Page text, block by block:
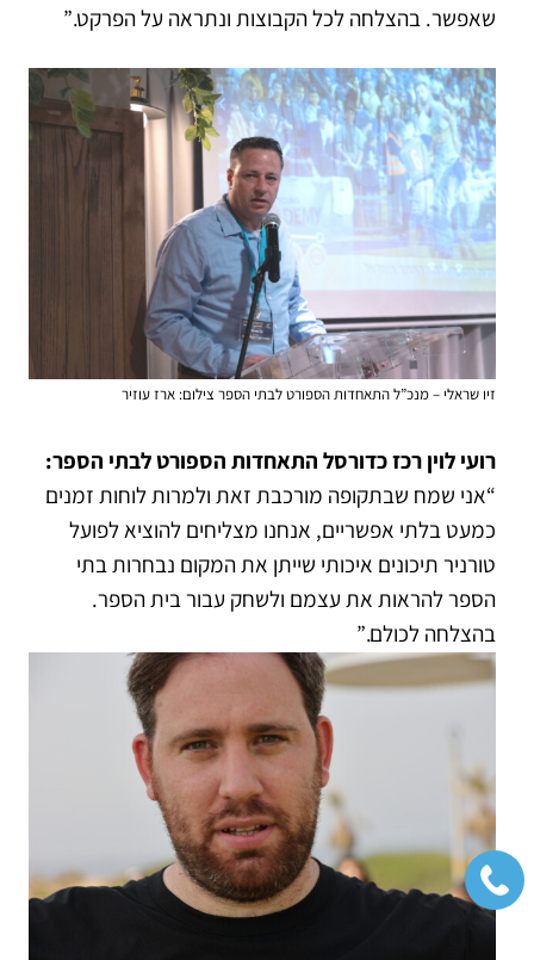
שאפשר. בהצלחה לכל הקבוצות ונתראה על הפרקט.”
זיו שראלי – מנכ”ל התאחדות הספורט לבתי הספר צילום: ארז עוזיר
רועי לוין רכז כדורסל התאחדות הספורט לבתי הספר:
“אני שמח שבתקופה מורכבת זאת ולמרות לוחות זמנים
כמעט בלתי אפשריים, אנחנו מצליחים להוציא לפועל
טורניר תיכונים איכותי שייתן את המקום נבחרות בתי
הספר להראות את עצמם ולשחק עבור בית הספר.
בהצלחה לכולם.”